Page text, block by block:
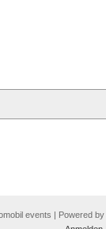
events | Powered by